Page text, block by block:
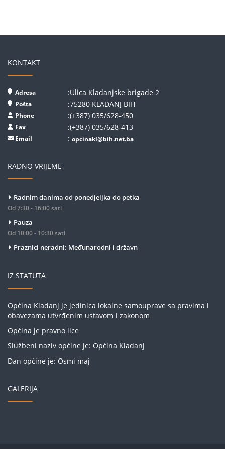
KONTAKT
Adresa :Ulica Kladanjske brigade 2
Pošta :75280 KLADANJ BIH
Phone :(+387) 035/628-450
Fax :(+387) 035/628-413
Email : opcinakl@bih.net.ba
RADNO VRIJEME
Radnim danima od ponedjeljka do petka
Od 7:30 - 16:00 sati
Pauza
Od 10:00 - 10:30 sati
Praznici neradni: Međunarodni i državn
IZ STATUTA
Općina Kladanj je jedinica lokalne samouprave sa pravima i
obavezama utvrđenim ustavom i zakonom
Općina je pravno lice
Službeni naziv općine je: Općina Kladanj
Dan općine je: Osmi maj
GALERIJA